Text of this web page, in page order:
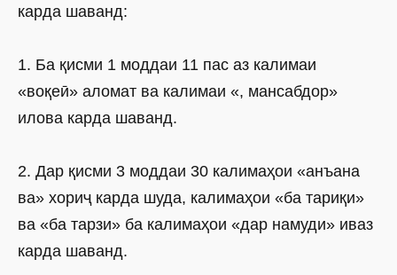
карда шаванд:
1. Ба қисми 1 моддаи 11 пас аз калимаи
«воқеӣ» аломат ва калимаи «, мансабдор»
илова карда шаванд.
2. Дар қисми 3 моддаи 30 калимаҳои «анъана
ва» хориҷ карда шуда, калимаҳои «ба тариқи»
ва «ба тарзи» ба калимаҳои «дар намуди» иваз
карда шаванд.